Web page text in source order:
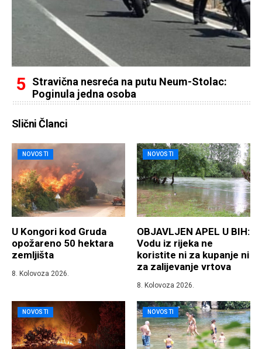
Stravična nesreća na putu Neum-Stolac:
Poginula jedna osoba
Slični Članci
NOVOSTI
U Kongori kod Gruda
opožareno 50 hektara
zemljišta
8. Kolovoza 2026.
NOVOSTI
OBJAVLJEN APEL U BIH:
Vodu iz rijeka ne
koristite ni za kupanje ni
za zalijevanje vrtova
8. Kolovoza 2026.
NOVOSTI NOVOSTI